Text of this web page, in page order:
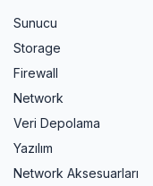
Sunucu
Storage
Firewall
Network
Veri Depolama
Yazılım
Network Aksesuarları